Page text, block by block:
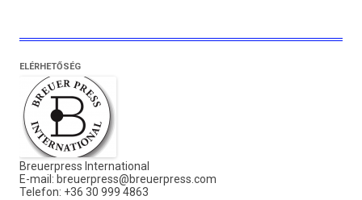
ELÉRHETŐSÉG
Breuerpress International
E-mail: breuerpress@breuerpress.com
Telefon: +36 30 999 4863